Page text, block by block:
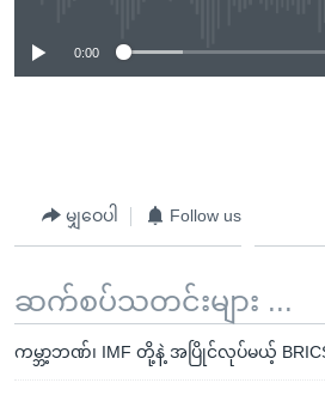
0:00
မျှဝေပါ Follow us
ဆက်စပ်သတင်းများ ...
ကမ္ဘာ့ဘဏ်၊ IMF တို့နဲ့ အပြိုင်လုပ်မယ့်